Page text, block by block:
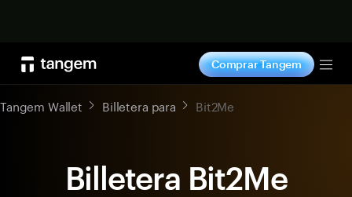
Comprar Tangem
Tangem Wallet Billetera para Bit2Me
Billetera Bit2Me